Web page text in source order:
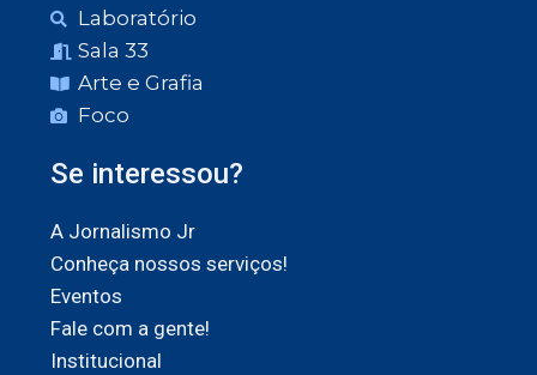
Laboratório
Sala 33
Arte e Grafia
Foco
Se interessou?
A Jornalismo Jr
Conheça nossos serviços!
Eventos
Fale com a gente!
Institucional